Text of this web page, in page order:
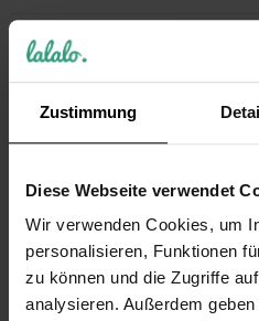
Zustimmung
Diese Webseite verwendet
Wir verwenden Cookies, um
personalisieren, Funktionen
zu können und die Zugriffe
analysieren. Außerdem
DAS KÖNNTE DICH AUCH
DIESE ARTIKEL KÖNNTEN
GEFALLEN!